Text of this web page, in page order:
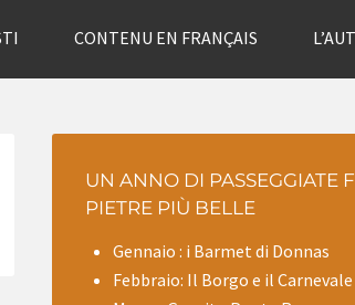
CONTENU EN FRANÇAIS
UN ANNO DI PASSEGGIATE
PIETRE PIÙ BELLE
Gennaio : i Barmet di Donnas
Febbraio: Il Borgo e il Carnevale